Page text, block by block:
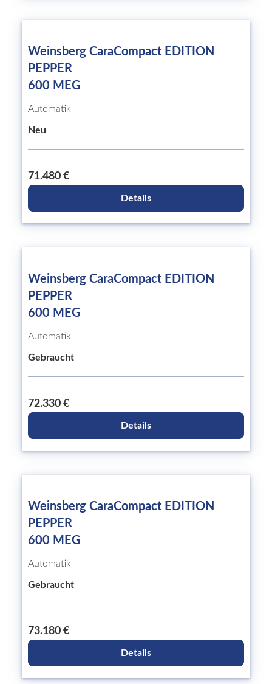
Weinsberg CaraCompact EDITION
PEPPER
600 MEG
Automatik
Neu
71.480 €
Details
Weinsberg CaraCompact EDITION
PEPPER
600 MEG
Automatik
Gebraucht
72.330 €
Details
Weinsberg CaraCompact EDITION
PEPPER
600 MEG
Automatik
Gebraucht
73.180 €
Details